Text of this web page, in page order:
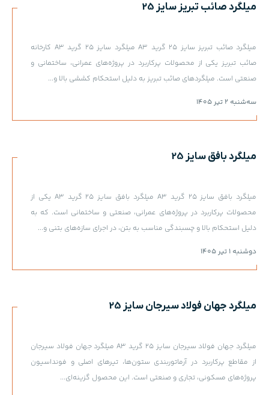
میلگرد صائب تبریز سایز 25
میلگرد صائب تبریز سایز 25 گرید A3 میلگرد سایز 25 گرید A3 کارخانه
صائب تبریز یکی از محصولات پرکاربرد در پروژه‌های عمرانی، ساختمانی و
صنعتی است. میلگردهای صائب تبریز به دلیل استحکام کششی بالا و...
سه‌شنبه 2 تیر 1405
میلگرد بافق سایز 25
میلگرد بافق سایز 25 گرید A3 میلگرد بافق سایز 25 گرید A3 یکی از
محصولات پرکاربرد در پروژه‌های عمرانی، صنعتی و ساختمانی است. که به
دلیل استحکام بالا و چسبندگی مناسب به بتن، در اجرای سازه‌های بتنی و...
دوشنبه 1 تیر 1405
میلگرد جهان فولاد سیرجان سایز 25
میلگرد جهان فولاد سیرجان سایز 25 گرید A3 میلگرد جهان فولاد سیرجان
از مقاطع پرکاربرد در آرماتوربندی ستون‌ها، تیرهای اصلی و فونداسیون
پروژه‌های مسکونی، تجاری و صنعتی است. این محصول گزینه‌ای...